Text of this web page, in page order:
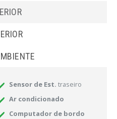
Sensor de Est. traseiro
Ar condicionado
Computador de bordo